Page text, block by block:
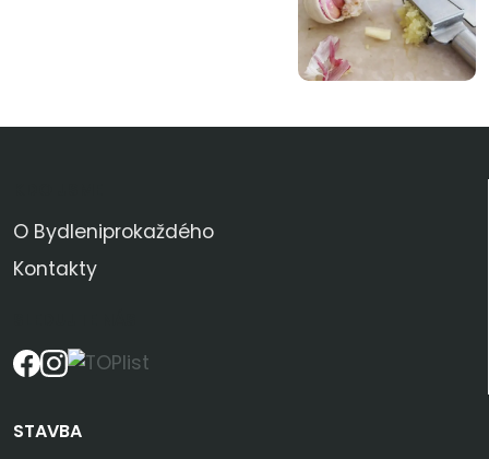
O Bydleniprokaždého
Kontakty
STAVBA